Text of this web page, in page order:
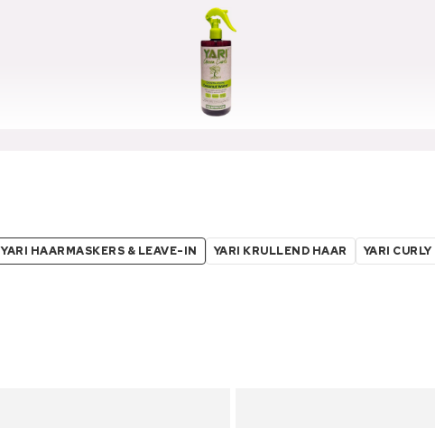
YARI HAARMASKERS & LEAVE-IN YARI KRULLEND HAAR YARI